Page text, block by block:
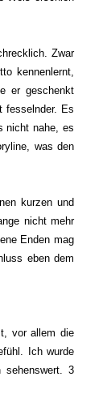
Zwar
kennenlernt,
er geschenkt
fesselnder. Es
nicht nahe, es
was den
kurzen und
nicht mehr
Enden mag
eben dem
vor allem die
Ich wurde
sehenswert. 3